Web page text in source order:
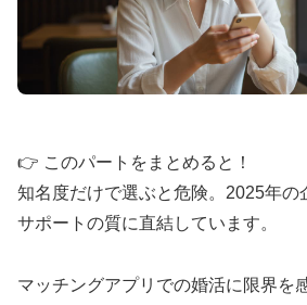
🕙
22時まで営業 ・年中無休
🚗
JR尻手駅徒歩 3分 ・無料駐車
💰
月会費 8,000円 ・お見合い
川崎・横浜エリアで評判の結婚相
ウンセラーのWサポートで笑顔の
👉 このパートをまとめると！
知名度だけで選ぶと危険。2025年の
サポートの質に直結しています。
マッチングアプリでの婚活に限界を